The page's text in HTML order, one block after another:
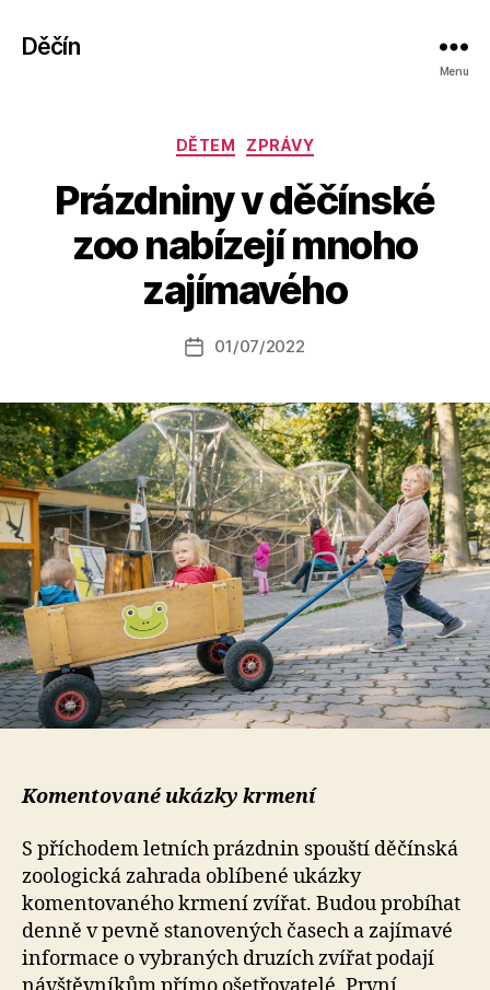
Děčín
Menu
Rubriky
DĚTEM ZPRÁVY
Prázdniny v děčínské
zoo nabízejí mnoho
zajímavého
Autor
příspěvku
A
t
o
a
s
o
Datum
01/07/2022
Komentované ukázky krmení
S příchodem letních prázdnin spouští děčínská
zoologická zahrada oblíbené ukázky
komentovaného krmení zvířat. Budou probíhat
denně v pevně stanovených časech a zajímavé
informace o vybraných druzích zvířat podají